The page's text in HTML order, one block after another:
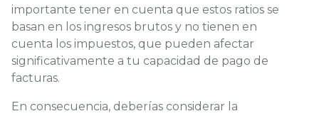
importante tener en cuenta que estos ratios se
basan en los ingresos brutos y no tienen en
cuenta los impuestos, que pueden afectar
significativamente a tu capacidad de pago de
facturas.
En consecuencia, deberías considerar la